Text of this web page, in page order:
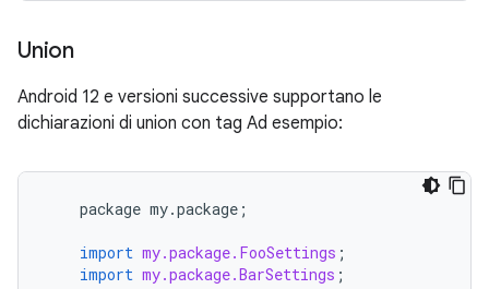
Union
Android 12 e versioni successive supportano le
dichiarazioni di union con tag Ad esempio:
package my.package ;
import my.package.FooSettings ;
import my.package.BarSettings ;